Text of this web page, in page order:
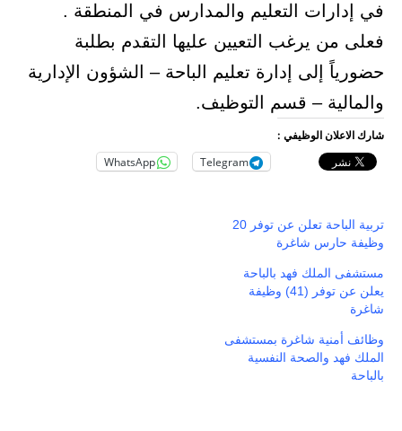
في إدارات التعليم والمدارس في المنطقة .
فعلى من يرغب التعيين عليها التقدم بطلبة
حضورياً إلى إدارة تعليم الباحة – الشؤون الإدارية
والمالية – قسم التوظيف.
شارك الاعلان الوظيفي :
Telegram
WhatsApp
تربية الباحة تعلن عن توفر 20
وظيفة حارس شاغرة
مستشفى الملك فهد بالباحة
يعلن عن توفر (41) وظيفة
شاغرة
وظائف أمنية شاغرة بمستشفى
الملك فهد والصحة النفسية
بالباحة